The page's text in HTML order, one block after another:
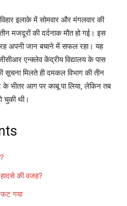
इलाके में सोमवार और मंगलवार की
मजदूरों की दर्दनाक मौत हो गई। इस
अपनी जान बचाने में सफल रहा। यह
एन्क्लेव केंद्रीय विद्यालय के पास
सूचना मिलते ही दमकल विभाग की तीन
भीतर आग पर काबू पा लिया, लेकिन तब
चुकी थी।
की वजह?
गया